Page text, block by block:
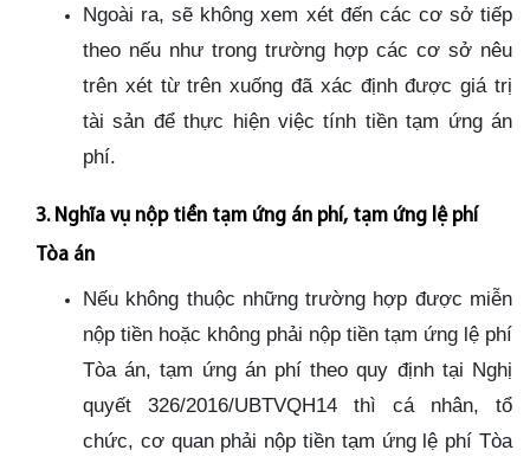
Ngoài ra, sẽ không xem xét đến các cơ sở tiếp
theo nếu như trong trường hợp các cơ sở nêu
trên xét từ trên xuống đã xác định được giá trị
tài sản để thực hiện việc tính tiền tạm ứng án
phí.
3. Nghĩa vụ nộp tiền tạm ứng án phí, tạm ứng lệ phí
Tòa án
Nếu không thuộc những trường hợp được miễn
nộp tiền hoặc không phải nộp tiền tạm ứng lệ phí
Tòa án, tạm ứng án phí theo quy định tại Nghị
quyết 326/2016/UBTVQH14 thì cá nhân, tổ
chức, cơ quan phải nộp tiền tạm ứng lệ phí Tòa